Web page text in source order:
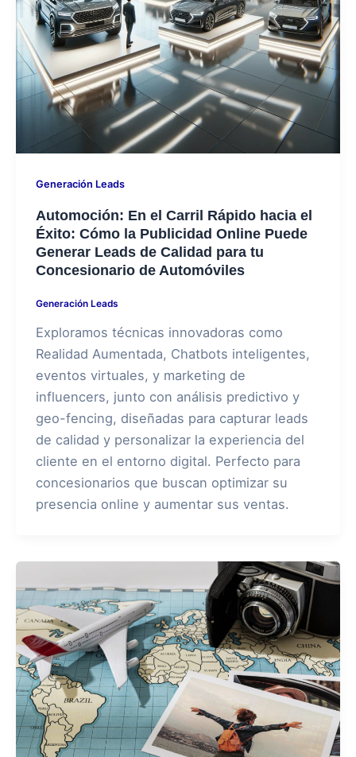
Generación Leads
Automoción: En el Carril Rápido hacia el
Éxito: Cómo la Publicidad Online Puede
Generar Leads de Calidad para tu
Concesionario de Automóviles
Generación Leads
Exploramos técnicas innovadoras como
Realidad Aumentada, Chatbots inteligentes,
eventos virtuales, y marketing de
influencers, junto con análisis predictivo y
geo-fencing, diseñadas para capturar leads
de calidad y personalizar la experiencia del
cliente en el entorno digital. Perfecto para
concesionarios que buscan optimizar su
presencia online y aumentar sus ventas.